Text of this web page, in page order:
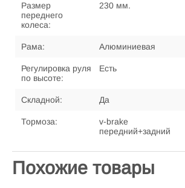
Размер
переднего
колеса:
230 мм.
Рама: Алюминиевая
Регулировка руля
по высоте:
Есть
Складной: Да
Тормоза:
v-brake
передний+задний
Похожие товары